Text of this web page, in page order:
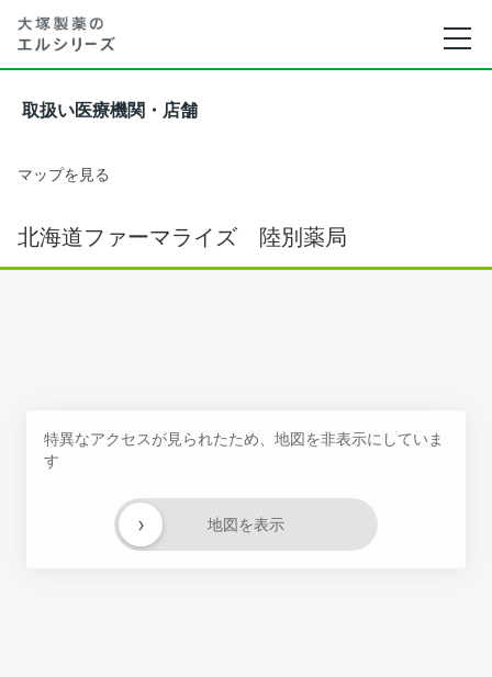
取扱い医療機関・店舗
マップを見る
北海道ファーマライズ 陸別薬局
特異なアクセスが見られたため、地図を非表示にしていま
す
地図を表示
›